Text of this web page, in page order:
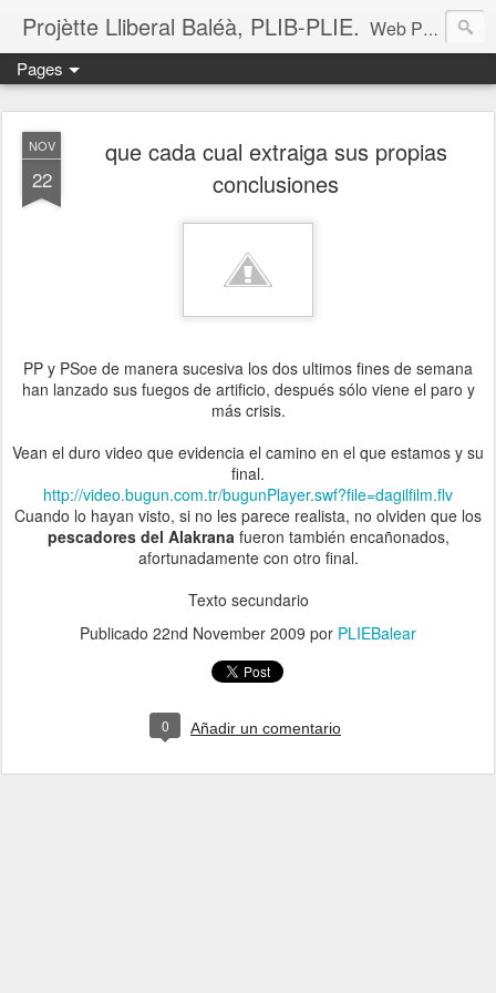
Projètte Lliberal Baléà, PLIB-PLIE. Web Projètte Lliberal Baléà (PLIB-PLIE)
Pages
NOV
22
que cada cual extraiga sus propias
conclusiones
PP y PSoe de manera sucesiva los dos ultimos fines de semana
han lanzado sus fuegos de artificio, después sólo viene el paro y
más crisis.
Vean el duro video que evidencia el camino en el que estamos y su
final.
http://video.bugun.com.tr/bugunPlayer.swf?file=dagilfilm.flv
Cuando lo hayan visto, si no les parece realista, no olviden que los
pescadores del Alakranafueron también encañonados,
afortunadamente con otro final.
Texto secundario
Publicado 22nd November 2009 por PLIEBalear
0 Añadir un comentario